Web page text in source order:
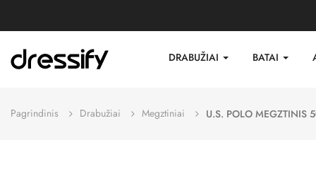
DRABUŽIAI BATAI
Pagrindinis Drabužiai Megztiniai U.S. POLO MEGZTINIS